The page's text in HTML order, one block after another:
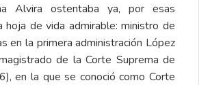
Alvira ostentaba ya, por esas
hoja de vida admirable: ministro de
en la primera administración López
de la Corte Suprema de
en la que se conoció como Corte